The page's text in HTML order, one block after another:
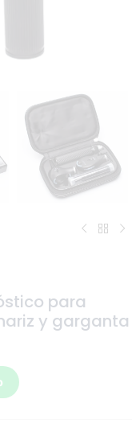
para
y garganta